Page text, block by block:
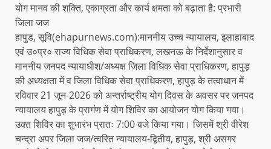
योग मानव की शक्ति, एकाग्रता और कार्य क्षमता को बढ़ाता है: प्रभारी
जिला जज
हापुड, सूवि(ehapurnews.com):माननीय उच्च न्यायालय, इलाहाबाद
एवं उ०प्र० राज्य विधिक सेवा प्राधिकरण, लखनऊ के निर्देशानुसार व
माननीय जनपद न्यायाधीश/अध्यक्ष जिला विधिक सेवा प्राधिकरण, हापुड़
की अध्यक्षता में व जिला विधिक सेवा प्राधिकरण, हापुड़ के तत्वाधान में
रविवार 21 जून-2026 को अन्तर्राष्ट्रीय योग दिवस के अवसर पर जनपद
न्यायालय हापुड़ के प्रागंण में योग शिविर का आयोजन योग किया गया।
उक्त शिविर का शुभारंभ प्रातः 7:00 बजे किया गया। जिसमें श्री वीरेश
चन्द्रा अपर जिला जज/त्वरित न्यायालय-द्वितीय, हापुड़, श्री असगर